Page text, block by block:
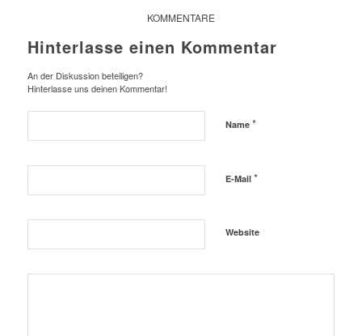
KOMMENTARE
Hinterlasse einen Kommentar
An der Diskussion beteiligen?
Hinterlasse uns deinen Kommentar!
Name *
E-Mail *
Website